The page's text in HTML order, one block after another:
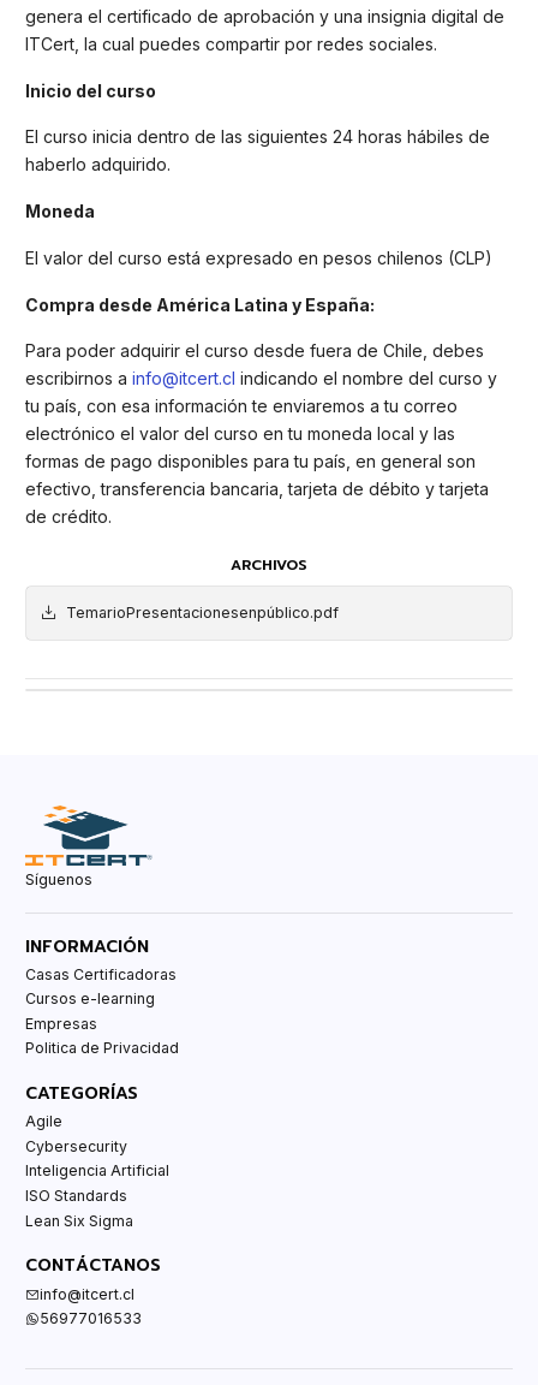
genera el certificado de aprobación y una insignia digital de
ITCert, la cual puedes compartir por redes sociales.
Inicio del curso
El curso inicia dentro de las siguientes 24 horas hábiles de
haberlo adquirido.
Moneda
El valor del curso está expresado en pesos chilenos (CLP)
Compra desde América Latina y España:
Para poder adquirir el curso desde fuera de Chile, debes
escribirnos a info@itcert.cl indicando el nombre del curso y
tu país, con esa información te enviaremos a tu correo
electrónico el valor del curso en tu moneda local y las
formas de pago disponibles para tu país, en general son
efectivo, transferencia bancaria, tarjeta de débito y tarjeta
de crédito.
ARCHIVOS
TemarioPresentacionesenpúblico.pdf
Síguenos
INFORMACIÓN
Casas Certificadoras
Cursos e-learning
Empresas
Politica de Privacidad
CATEGORÍAS
Agile
Cybersecurity
Inteligencia Artificial
ISO Standards
Lean Six Sigma
CONTÁCTANOS
info@itcert.cl
56977016533